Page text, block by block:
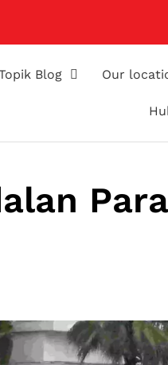
Blog Our
Para